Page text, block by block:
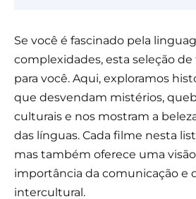
Se você é fascinado pela
complexidades, esta seleção
para você. Aqui, exploramos
que desvendam mistérios,
culturais e nos mostram a
das línguas. Cada filme nesta
mas também oferece uma
importância da comunicação e
intercultural.